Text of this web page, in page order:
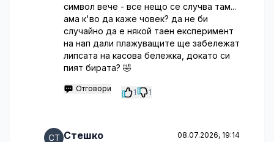
символ вече - все нещо се случва там...
ама к'во да каже човек? да не би
случайно да е някой таен експеримент
на нап дали плажуващите ще забележат
липсата на касова бележка, докато си
пият бирата? 🤣
Отговори 1 1
Стешко 08.07.2026, 19:14